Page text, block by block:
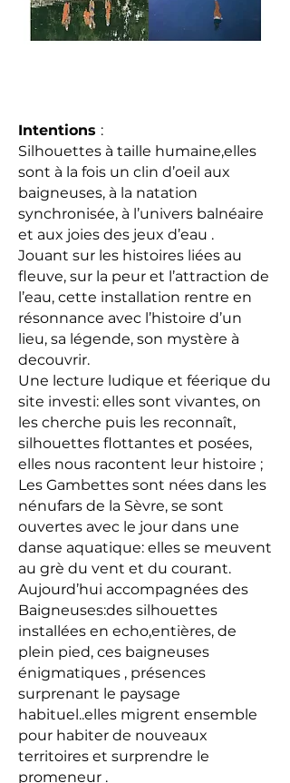
Intentions :
Silhouettes à taille humaine,elles
sont à la fois un clin d’oeil aux
baigneuses, à la natation
synchronisée, à l’univers balnéaire
et aux joies des jeux d’eau .
Jouant sur les histoires liées au
fleuve, sur la peur et l’attraction de
l’eau, cette installation rentre en
résonnance avec l’histoire d’un
lieu, sa légende, son mystère à
decouvrir.
Une lecture ludique et féerique du
site investi: elles sont vivantes, on
les cherche puis les reconnaît,
silhouettes flottantes et posées,
elles nous racontent leur histoire ;
Les Gambettes sont nées dans les
nénufars de la Sèvre, se sont
ouvertes avec le jour dans une
danse aquatique: elles se meuvent
au grè du vent et du courant.
Aujourd’hui accompagnées des
Baigneuses:des silhouettes
installées en echo,entières, de
plein pied, ces baigneuses
énigmatiques , présences
surprenant le paysage
habituel..elles migrent ensemble
pour habiter de nouveaux
territoires et surprendre le
promeneur .